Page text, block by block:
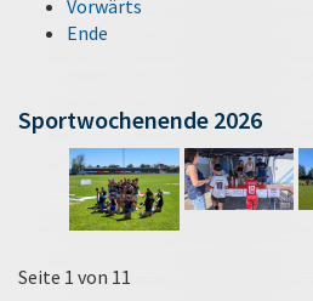
Vorwärts
Ende
Sportwochenende 2026
Seite 1 von 11